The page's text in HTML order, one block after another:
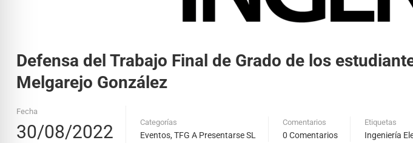
Defensa del Trabajo Final de Grado de los
Melgarejo González
Fecha
30/08/2022 Categorías
Eventos, TFG A Presentarse SL
Comentarios
0 Comentarios
Etiquetas
Ingeniería